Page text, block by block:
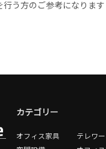
う方のご参考になります
カテゴリー
オフィス家具
テレワ